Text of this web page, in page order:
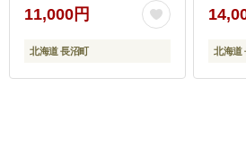
11,000円
北海道 長沼町 北海道